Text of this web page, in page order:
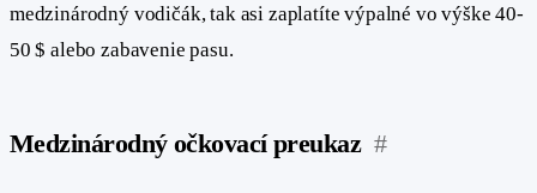
medzinárodný vodičák, tak asi zaplatíte výpalné vo výške 40-
50 $ alebo zabavenie pasu.
Medzinárodný očkovací preukaz #